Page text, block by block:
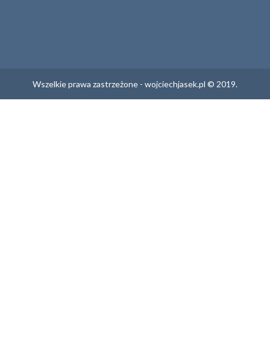
Wszelkie prawa zastrzeżone - wojciechjasek.pl © 2019.